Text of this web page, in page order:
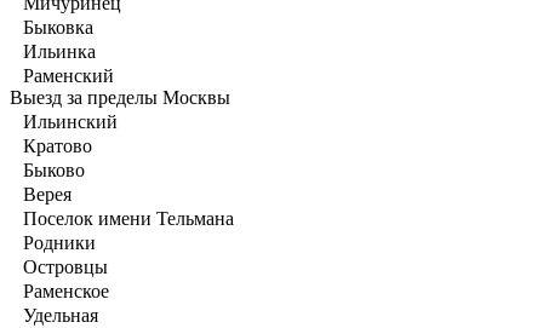
Быковка
Ильинка
Раменский
Выезд за пределы Москвы
Ильинский
Кратово
Быково
Верея
Поселок имени Тельмана
Родники
Островцы
Раменское
Удельная